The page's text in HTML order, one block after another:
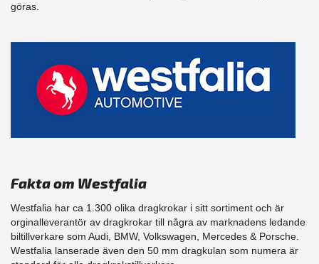
göras.
Fakta om Westfalia
Westfalia har ca 1.300 olika dragkrokar i sitt sortiment och är
orginalleverantör av dragkrokar till några av marknadens ledande
biltillverkare som Audi, BMW, Volkswagen, Mercedes & Porsche.
Westfalia lanserade även den 50 mm dragkulan som numera är